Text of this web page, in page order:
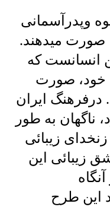
وپدرآسمانی
صورت میدهند.
انسانست که
خود، صورت
درفرهنگ ایران
ناگهان به طور
زیبائی
زیبائی این
این طرح